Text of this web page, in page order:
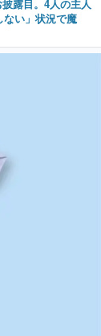
露目。4人の主人
い」状況で魔